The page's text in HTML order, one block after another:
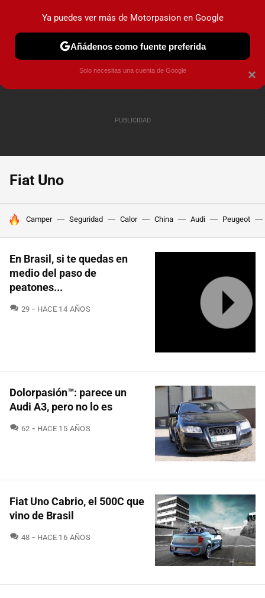
PRUEBAS COCHES ELÉCTRICOS OBSERVATORIO
Fiat Uno
HOY SE HABLA DE
Camper Seguridad Calor China Audi Peugeot
En Brasil, si te quedas en
medio del paso de
peatones...
29 COMENTARIOS
HACE 14 AÑOS
Dolorpasión™: parece un
Audi A3, pero no lo es
62 COMENTARIOS
HACE 15 AÑOS
Fiat Uno Cabrio, el 500C que
vino de Brasil
48 COMENTARIOS
HACE 16 AÑOS
×
Ya puedes ver más de Motorpasion en Google
Añádenos como fuente preferida
Solo necesitas una cuenta de Google